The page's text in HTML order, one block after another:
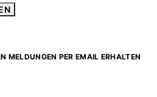
MELDUNGEN PER EMAIL ERHALTEN